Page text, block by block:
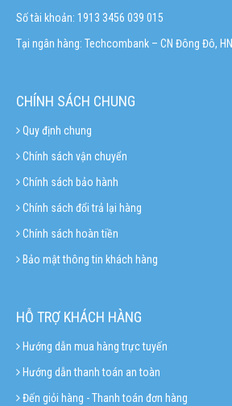
Số tài khoản: 1913 3456 039 015
Tại ngân hàng: Techcombank – CN Đông Đô, HN
CHÍNH SÁCH CHUNG
Quy định chung
Chính sách vận chuyển
Chính sách bảo hành
Chính sách đổi trả lại hàng
Chính sách hoàn tiền
Bảo mật thông tin khách hàng
HỖ TRỢ KHÁCH HÀNG
Hướng dẫn mua hàng trực tuyến
Hướng dẫn thanh toán an toàn
Đến giỏi hàng - Thanh toán đơn hàng